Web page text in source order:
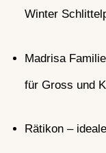
Winter
Madrisa
für Gross und
Rätikon –